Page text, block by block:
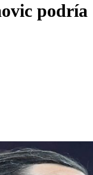
podría